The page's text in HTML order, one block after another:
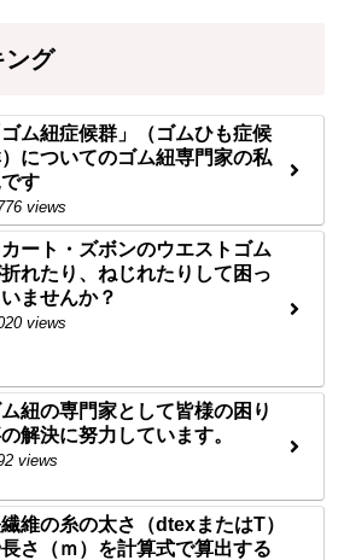
ング
ゴム紐症候群」（ゴムひも症候
についてのゴム紐専門家の私
です
views
カート・ズボンのウエストゴム
れたり、ねじれたりして困っ
ませんか？
views
紐の専門家として皆様の困り
解決に努力しています。
views
維の糸の太さ（dtexまたはT）
さ（ｍ）を計算式で算出する